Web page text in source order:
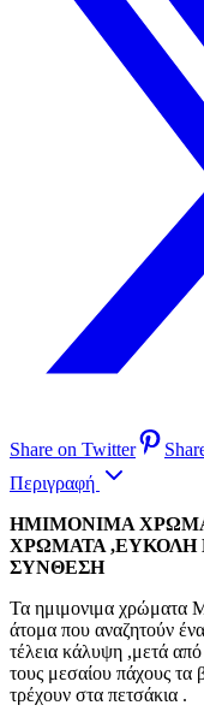
Share on Twitter
Περιγραφή
ΗΜΙΜΟΝΙΜΑ
ΧΡΩΜΑΤΑ
ΣΥΝΘΕΣΗ
Τα ημιμονιμα χρώματα
άτομα που αναζητούν
τέλεια κάλυψη ,μετά
τους μεσαίου πάχους τα
τρέχουν στα πετσάκια .